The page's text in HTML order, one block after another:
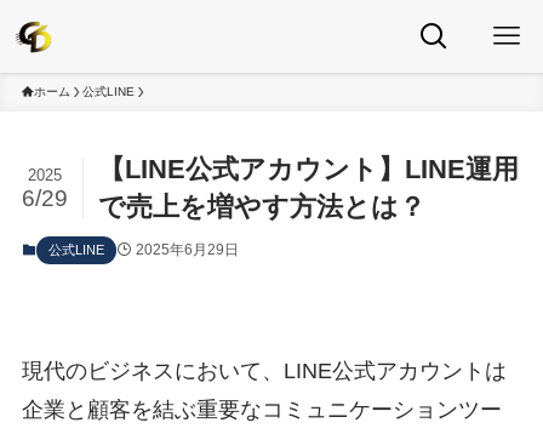
ホーム 公式LINE
【LINE公式アカウント】LINE運用
で売上を増やす方法とは？
2025
6/29
公式LINE 2025年6月29日
現代のビジネスにおいて、LINE公式アカウントは
企業と顧客を結ぶ重要なコミュニケーションツー